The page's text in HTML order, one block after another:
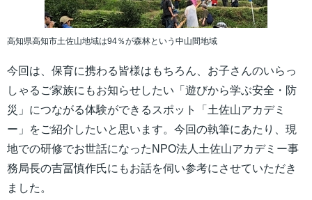
高知県高知市土佐山地域は94％が森林という中山間地域
今回は、保育に携わる皆様はもちろん、お子さんのいらっ
しゃるご家族にもお知らせしたい「遊びから学ぶ安全・防
災」につながる体験ができるスポット「土佐山アカデミ
ー」をご紹介したいと思います。今回の執筆にあたり、現
地での研修でお世話になったNPO法人土佐山アカデミー事
務局長の吉冨慎作氏にもお話を伺い参考にさせていただき
ました。